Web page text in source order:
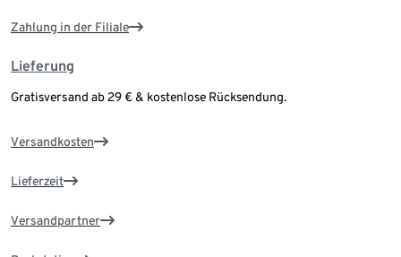
Zahlung in der Filiale
Lieferung
Gratisversand ab 29 € & kostenlose Rücksendung.
Versandkosten
Lieferzeit
Versandpartner